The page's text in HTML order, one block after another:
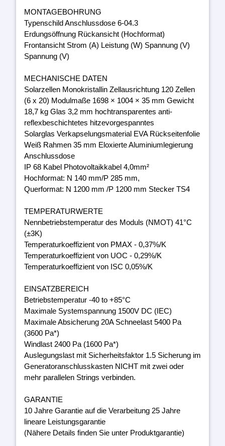
MONTAGEBOHRUNG
Typenschild Anschlussdose 6-04.3
Erdungsöffnung Rückansicht (Hochformat)
Frontansicht Strom (A) Leistung (W) Spannung (V)
Spannung (V)
MECHANISCHE DATEN
Solarzellen Monokristallin Zellausrichtung 120 Zellen
(6 x 20) Modulmaße 1698 × 1004 × 35 mm Gewicht
18,7 kg Glas 3,2 mm hochtransparentes anti-
reflexbeschichtetes hitzevorgespanntes
Solarglas Verkapselungsmaterial EVA Rückseitenfolie
Weiß Rahmen 35 mm Eloxierte Aluminiumlegierung
Anschlussdose
IP 68 Kabel Photovoltaikkabel 4,0mm²
Hochformat: N 140 mm/P 285 mm,
Querformat: N 1200 mm /P 1200 mm Stecker TS4
TEMPERATURWERTE
Nennbetriebstemperatur des Moduls (NMOT) 41°C
(±3K)
Temperaturkoeffizient von PMAX - 0,37%/K
Temperaturkoeffizient von UOC - 0,29%/K
Temperaturkoeffizient von ISC 0,05%/K
EINSATZBEREICH
Betriebstemperatur -40 to +85°C
Maximale Systemspannung 1500V DC (IEC)
Maximale Absicherung 20A Schneelast 5400 Pa
(3600 Pa*)
Windlast 2400 Pa (1600 Pa*)
Auslegungslast mit Sicherheitsfaktor 1.5 Sicherung im
Generatoranschlusskasten NICHT mit zwei oder
mehr parallelen Strings verbinden.
GARANTIE
10 Jahre Garantie auf die Verarbeitung 25 Jahre
lineare Leistungsgarantie
(Nähere Details finden Sie unter Produktgarantie)